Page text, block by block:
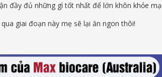
đầy đủ những gì tốt nhất để lớn khôn khỏe
giai đoạn này mẹ sẽ lại ăn ngon thôi!